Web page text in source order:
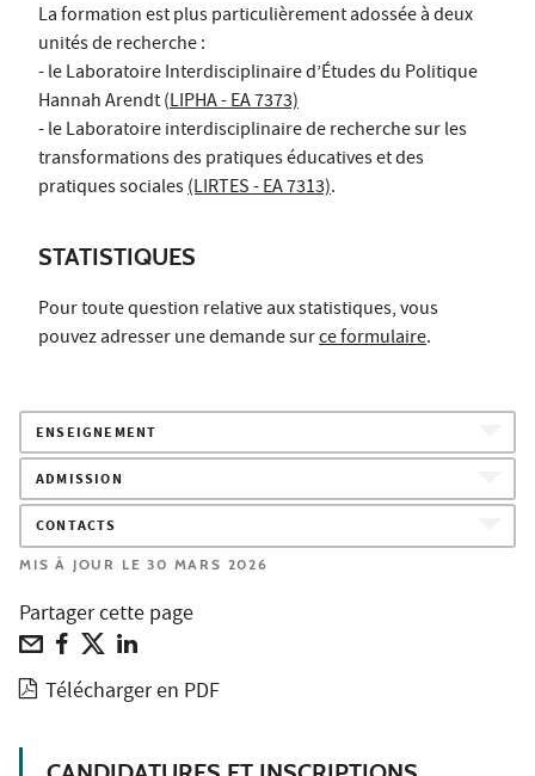
La formation est plus particulièrement adossée à deux
unités de recherche :
- le Laboratoire Interdisciplinaire d’Études du Politique
Hannah Arendt (LIPHA - EA 7373)
- le Laboratoire interdisciplinaire de recherche sur les
transformations des pratiques éducatives et des
pratiques sociales(LIRTES - EA 7313).
STATISTIQUES
Pour toute question relative aux statistiques, vous
pouvez adresser une demande surce formulaire.
ENSEIGNEMENT
ADMISSION
CONTACTS
MIS À JOUR LE 30 MARS 2026
Partager cette page
Télécharger en PDF